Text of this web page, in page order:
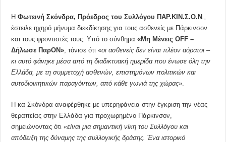
ΗΦωτεινή Σκόνδρα, Πρόεδρος του Συλλόγου ΠΑΡ.ΚΙΝ.Σ.Ο.Ν
έστειλε ηχηρό μήνυμα διεκδίκησης για τους ασθενείς με Πάρκινσον
και τους φροντιστές τους. Υπό το σύνθημα«Μη ΜένειςOFF –
Δήλωσε ΠαρON» , τόνισε ότι «οι ασθενείς δεν είναι πλέον αόρατοι –
κι αυτό φάνηκε μέσα από τη διαδικτυακή ημερίδα που ένωσε όλη την
Ελλάδα, με τη συμμετοχή ασθενών, επιστημόνων πολιτικών και
αυτοδιοικητικών παραγόντων, από κάθε γωνιά της χώρας»
Η κα Σκόνδρα αναφέρθηκε με υπερηφάνεια στην έγκριση την νέας
θεραπείας στην Ελλάδα για προχωρημένο Πάρκινσον,
σημειώνοντας ότι«είναι μια σημαντική νίκη του Συλλόγου και
απόδειξη της δύναμης της συλλογικής δράσης. Ένα ιστορικό